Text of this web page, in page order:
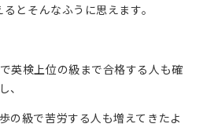
とそんなふうに思えます。
英検上位の級まで合格する人も確
、
の級で苦労する人も増えてきたよ